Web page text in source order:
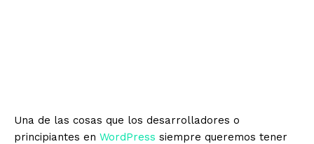
Una de las cosas que los desarrolladores o
principiantes en WordPress siempre queremos tener